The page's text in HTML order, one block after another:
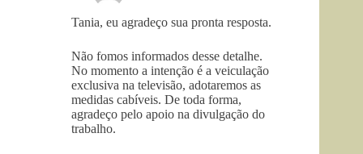
Tania, eu agradeço sua pronta resposta.
Não fomos informados desse detalhe.
No momento a intenção é a veiculação
exclusiva na televisão, adotaremos as
medidas cabíveis. De toda forma,
agradeço pelo apoio na divulgação do
trabalho.